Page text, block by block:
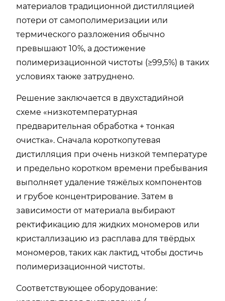
материалов традиционной дистилляцией
потери от самополимеризации или
термического разложения обычно
превышают 10%, а достижение
полимеризационной чистоты (≥99,5%) в таких
условиях также затруднено.
Решение заключается в двухстадийной
схеме «низкотемпературная
предварительная обработка + тонкая
очистка». Сначала короткопутевая
дистилляция при очень низкой температуре
и предельно коротком времени пребывания
выполняет удаление тяжёлых компонентов
и грубое концентрирование. Затем в
зависимости от материала выбирают
ректификацию для жидких мономеров или
кристаллизацию из расплава для твёрдых
мономеров, таких как лактид, чтобы достичь
полимеризационной чистоты.
Соответствующее оборудование: